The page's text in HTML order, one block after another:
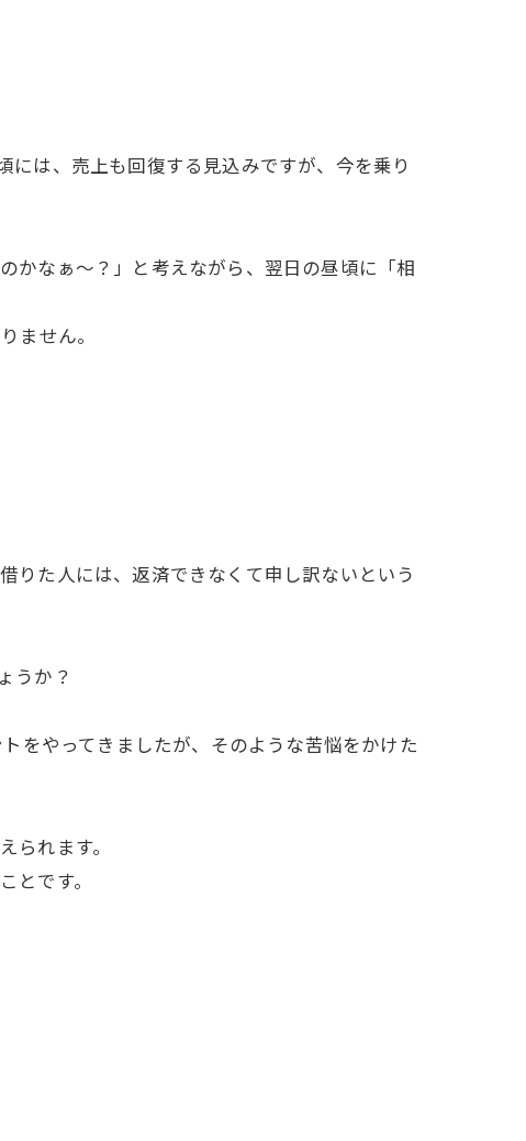
は、売上も回復する見込みですが、今を乗り
かなぁ～？」と考えながら、翌日の昼頃に「相
ません。
りた人には、返済できなくて申し訳ないという
うか？
をやってきましたが、そのような苦悩をかけた
れます。
です。